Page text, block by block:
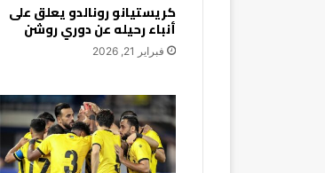
كريستيانو رونالدو يعلق على
أنباء رحيله عن دوري روشن
فبراير 21, 2026